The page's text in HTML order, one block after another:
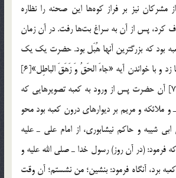
مشركان نیز بر فراز كوه‌ها این صحنه را نظاره
كرد، پس از آن به سراغ بت‌ها رفت. در آن زمان
بود كه بزرگترین آنها هُبَل بود. حضرت یك یك
با چوب دستی خود بر آنها زد و با خواندن آیه «جاءَ الحَقُ وَ زَهَقَ الباطِل»[6]
آنان را بر زمین انداخت.[7] آن حضرت پس از ورود به كعبه تصویر‌هایی كه
ـ و ملائكه و مریم بر دیوارهای درون كعبه بود محو
ابن ابی شیبه و حاكم نیشابوری، از امام علی ـ علیه
فرمود: (در آن روز) رسول خدا ـ صلی الله علیه و
برد، آنگاه فرمود: بنشین؛ من نشستم؛ آن وقت